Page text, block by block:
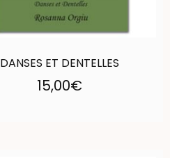
DANSES ET DENTELLES
15,00€